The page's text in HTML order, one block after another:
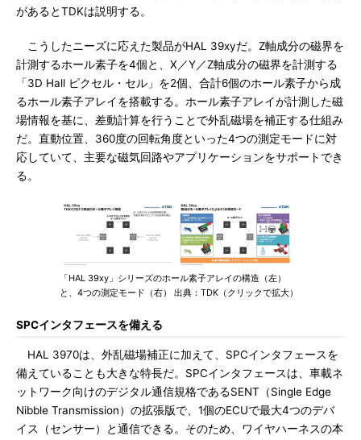
があるとTDKは説明する。
こうしたニーズに応えた製品がHAL 39xyだ。Z軸成分の磁界を
計測するホール素子を4個と、X／Y／Z軸成分の磁界を計測する
「3D Hall ピクセル・セル」を2個、合計6個のホール素子から成
るホール素子アレイを搭載する。ホール素子アレイが計測した磁
場情報を基に、差動計算を行うことで外乱磁場を補正する仕組み
だ。直動位置、360度の回転角度といった4つの測定モードに対
応していて、主要な磁気回路やアプリケーションをサポートでき
る。
「HAL 39xy」シリーズのホール素子アレイの構造（左）
と、4つの測定モード（右） 出典：TDK（クリックで拡大）
SPCインタフェースを備える
HAL 3970は、外乱磁場補正に加えて、SPCインタフェースを
備えていることも大きな特長だ。SPCインタフェースは、車載ネ
ットワーク向けのデジタル通信規格であるSENT（Single Edge
Nibble Transmission）の拡張版で、1個のECUで最大4つのデバ
イス（センサー）と通信できる。そのため、ワイヤハーネスの本